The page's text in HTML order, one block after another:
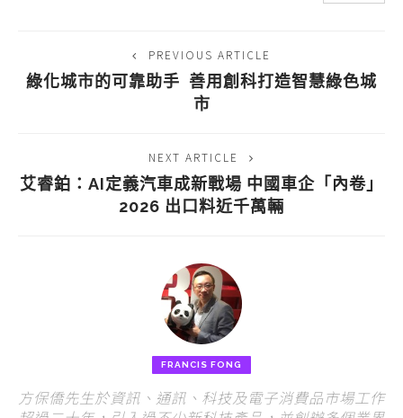
PREVIOUS ARTICLE
綠化城市的可靠助手 善用創科打造智慧綠色城
市
NEXT ARTICLE
艾睿鉑：AI定義汽車成新戰場 中國車企「內卷」
2026 出口料近千萬輛
FRANCIS FONG
方保僑先生於資訊、通訊、科技及電子消費品市場工作